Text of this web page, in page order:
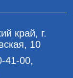
край, г.
10
41-00,